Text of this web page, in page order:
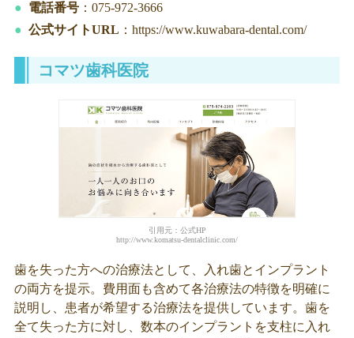
電話番号 ：075-972-3666
公式サイトURL ：https://www.kuwabara-dental.com/
コマツ歯科医院
引用元：公式HP
http://www.komatsu-dentalclinic.com/
歯を失った方への治療法として、入れ歯とインプラント
の両方を提示。費用面も含めて各治療法の特徴を明確に
説明し、患者が希望する治療法を提供しています。歯を
全て失った方に対し、数本のインプラントを支柱に入れ